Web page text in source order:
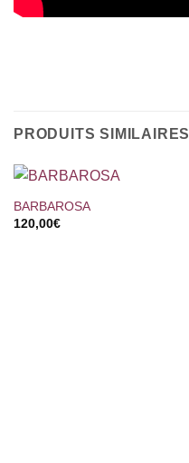
PRODUITS SIMILAIRES
BARBAROSA
120,00€